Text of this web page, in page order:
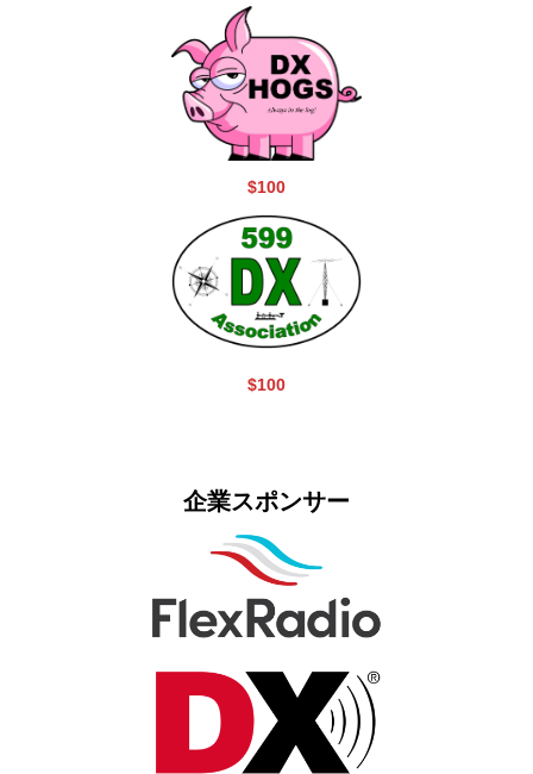
$100
$100
企業スポンサー